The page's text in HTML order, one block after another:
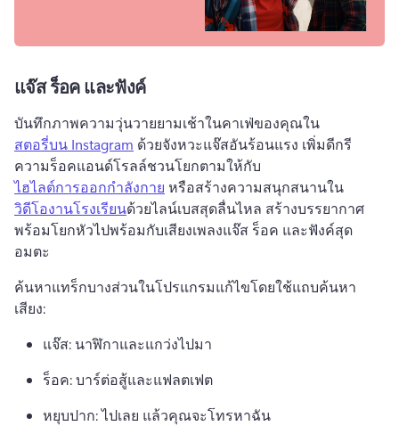
แจ๊ส ร็อค และฟังค์
บันทึกภาพความวุ่นวายยามเช้าในคาเฟ่ของคุณใน
สตอรี่บน Instagram ด้วยจังหวะแจ๊สอันร้อนแรง เพิ่มดีกรี
ความร็อคแอนด์โรลล์ชวนโยกตามให้กับ
ไฮไลต์การออกกำลังกาย หรือสร้างความสนุกสนานใน
วิดีโองานโรงเรียนด้วยไลน์เบสสุดลื่นไหล สร้างบรรยากาศ
พร้อมโยกหัวไปพร้อมกับเสียงเพลงแจ๊ส ร็อค และฟังค์สุด
อมตะ
ค้นหาแทร็กบางส่วนในโปรแกรมแก้ไขโดยใช้แถบค้นหา
เสียง:
แจ๊ส: นาฬิกาและแกว่งไปมา
ร็อค: บาร์ต่อสู้และแฟลตเฟต
หยุบปาก: ไปเลย แล้วคุณจะโทรหาฉัน